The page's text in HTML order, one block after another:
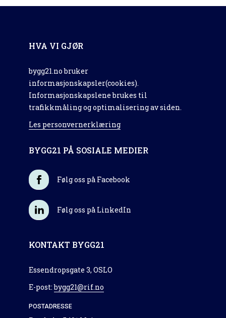
HVA VI GJØR
bygg21.no bruker
informasjonskapsler(cookies).
Informasjonskapslene brukes til
trafikkmåling og optimalisering av siden.
Les personvernerklæring
BYGG21 PÅ SOSIALE MEDIER
Følg oss på Facebook
Følg oss på LinkedIn
KONTAKT BYGG21
Essendropsgate 3, OSLO
E-post:bygg21@rif.no
POSTADRESSE